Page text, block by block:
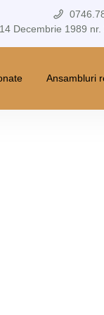
Decembrie 1989
Ansambluri